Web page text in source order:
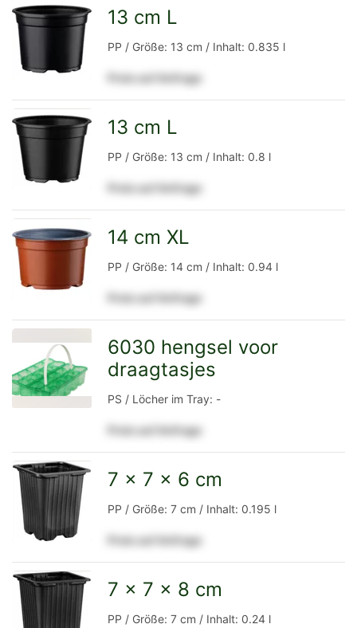
Detailseite
Detailseite
13 cm L
PP / Größe: 13 cm / Inhalt: 0.835 l
Preis auf Anfrage
Detailseite
13 cm L
PP / Größe: 13 cm / Inhalt: 0.8 l
Preis auf Anfrage
Detailseite
14 cm XL
PP / Größe: 14 cm / Inhalt: 0.94 l
Preis auf Anfrage
6030 hengsel voor
draagtasjes
PS / Löcher im Tray: -
Preis auf Anfrage
Detailseite
7 x 7 x 6 cm
PP / Größe: 7 cm / Inhalt: 0.195 l
Preis auf Anfrage
7 x 7 x 8 cm
PP / Größe: 7 cm / Inhalt: 0.24 l